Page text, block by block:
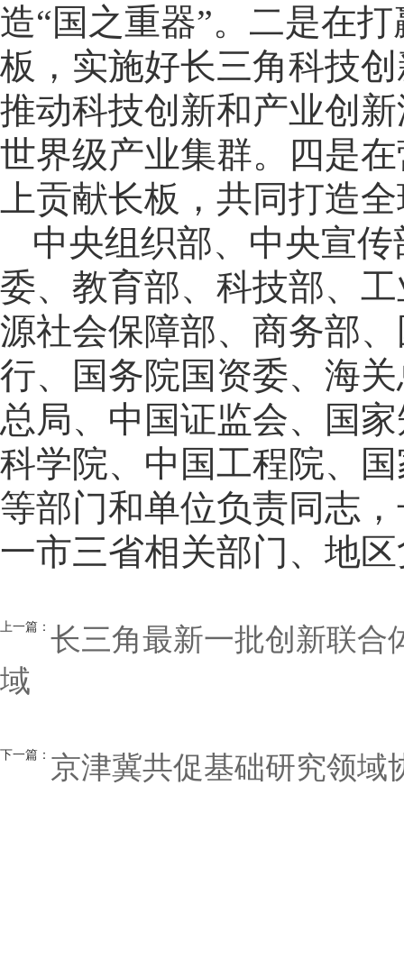
造“国之重器”。二是在
板，实施好长三角科技
推动科技创新和产业创
世界级产业集群。四是
上贡献长板，共同打造
中央组织部、中央宣
委、教育部、科技部、
源社会保障部、商务部
行、国务院国资委、海
总局、中国证监会、国
科学院、中国工程院、
等部门和单位负责同志
一市三省相关部门、地
上一篇： 长三角最新一批创新联合
域
下一篇： 京津冀共促基础研究领域